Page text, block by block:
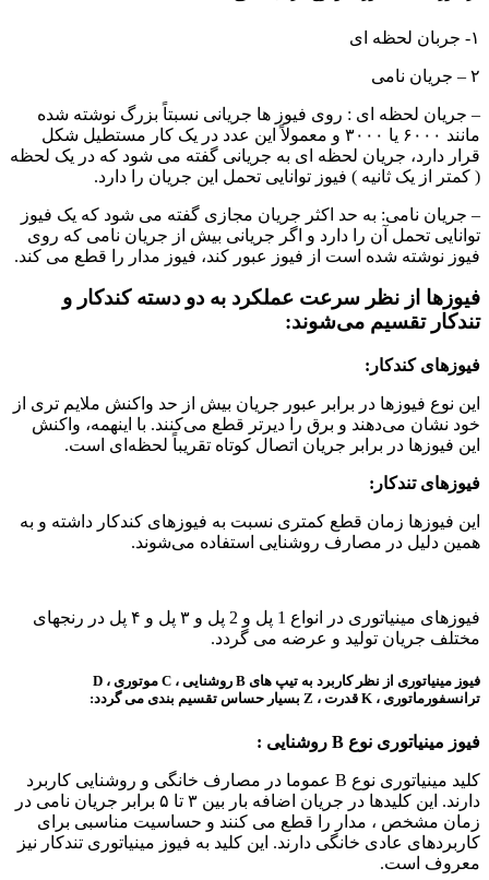
۱- جربان لحظه ای
۲ – جریان نامی
– جریان لحظه ای : روی فیوز ها جریانی نسبتاً بزرگ نوشته شده
مانند ۶۰۰۰ یا ۳۰۰۰ و معمولاً این عدد در یک کار مستطیل شکل
قرار دارد، جریان لحظه ای به جریانی گفته می شود که در یک لحظه
( کمتر از یک ثانیه ) فیوز توانایی تحمل این جریان را دارد.
– جریان نامی: به حد اکثر جریان مجازی گفته می شود که یک فیوز
توانایی تحمل آن را دارد و اگر جریانی بیش از جریان نامی که روی
فیوز نوشته شده است از فیوز عبور کند، فیوز مدار را قطع می کند.
فیوزها از نظر سرعت عملکرد به دو دسته کندکار و
تندکار تقسیم می‌شوند:
فیوزهای کندکار:
این نوع فیوزها در برابر عبور جریان بیش از حد واکنش ملایم تری از
خود نشان می‌دهند و برق را دیرتر قطع می‌کنند. با اینهمه، واکنش
این فیوزها در برابر جریان اتصال کوتاه تقریباً لحظه‌ای است.
فیوزهای تندکار:
این فیوزها زمان قطع کمتری نسبت به فیوزهای کندکار داشته و به
همین دلیل در مصارف روشنایی استفاده می‌شوند.
فیوزهای مینیاتوری در انواع 1 پل و 2 پل و ۳ پل و ۴ پل در رنجهای
مختلف جریان تولید و عرضه می گردد.
فیوز مینیاتوری از نظر کاربرد به تیپ های B روشنایی ، C موتوری ، D
ترانسفورماتوری ، K قدرت ، Z بسیار حساس تقسیم بندی می گردد:
فیوز مینیاتوری نوع B روشنایی :
کلید مینیاتوری نوع B عموما در مصارف خانگی و روشنایی کاربرد
دارند. این کلیدها در جریان اضافه بار بین ۳ تا ۵ برابر جریان نامی در
زمان مشخص ، مدار را قطع می کنند و حساسیت مناسبی برای
کاربردهای عادی خانگی دارند. این کلید به فیوز مینیاتوری تندکار نیز
معروف است.